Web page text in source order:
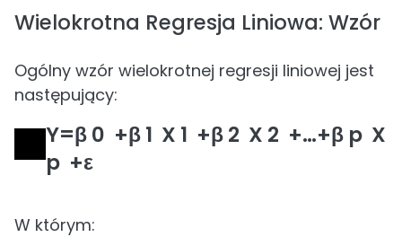
Wielokrotna Regresja Liniowa: Wzór
Ogólny wzór wielokrotnej regresji liniowej jest
następujący:
Y=β 0 ​ +β 1 ​ X 1 ​ +β 2 ​ X 2 ​ +…+β p ​ X
p ​ +ε
W którym: